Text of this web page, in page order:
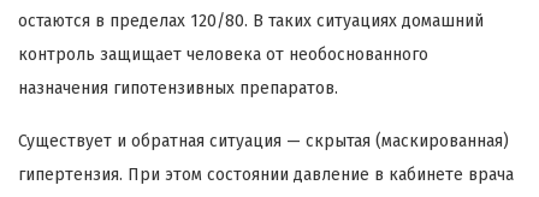
остаются в пределах 120/80. В таких ситуациях домашний
контроль защищает человека от необоснованного
назначения гипотензивных препаратов.
Существует и обратная ситуация — скрытая (маскированная)
гипертензия. При этом состоянии давление в кабинете врача